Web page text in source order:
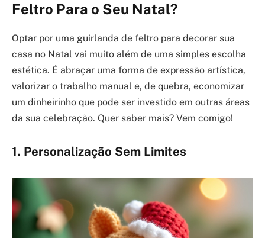
Feltro Para o Seu Natal?
Optar por uma guirlanda de feltro para decorar sua
casa no Natal vai muito além de uma simples escolha
estética. É abraçar uma forma de expressão artística,
valorizar o trabalho manual e, de quebra, economizar
um dinheirinho que pode ser investido em outras áreas
da sua celebração. Quer saber mais? Vem comigo!
1. Personalização Sem Limites